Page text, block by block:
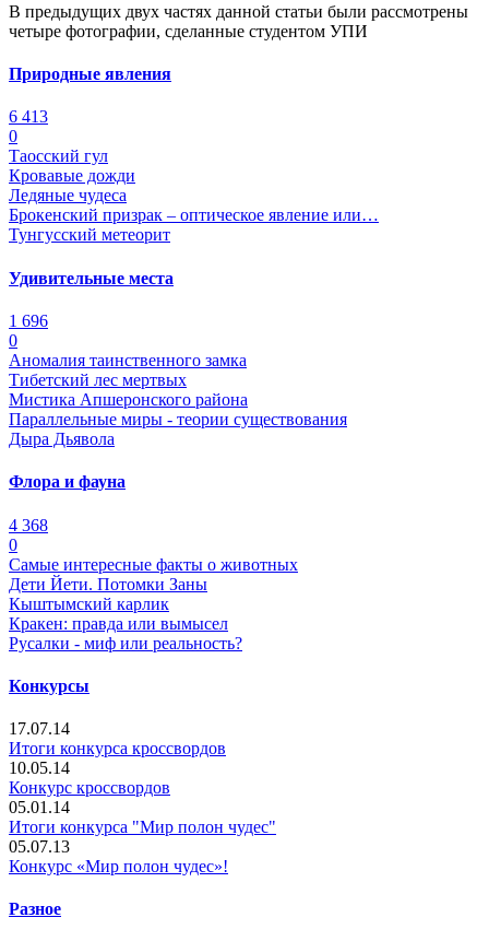
В предыдущих двух частях данной статьи были рассмотрены
четыре фотографии, сделанные студентом УПИ
Природные явления
6 413
0
Таосский гул
Кровавые дожди
Ледяные чудеса
Брокенский призрак – оптическое явление или…
Тунгусский метеорит
Удивительные места
1 696
0
Аномалия таинственного замка
Тибетский лес мертвых
Мистика Апшеронского района
Параллельные миры - теории существования
Дыра Дьявола
Флора и фауна
4 368
0
Самые интересные факты о животных
Дети Йети. Потомки Заны
Кыштымский карлик
Кракен: правда или вымысел
Русалки - миф или реальность?
Конкурсы
17.07.14
Итоги конкурса кроссвордов
10.05.14
Конкурс кроссвордов
05.01.14
Итоги конкурса "Мир полон чудес"
05.07.13
Конкурс «Мир полон чудес»!
Разное